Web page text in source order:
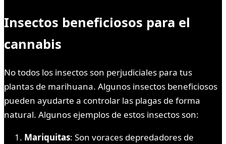
Insectos beneficiosos para el
cannabis
No todos los insectos son perjudiciales para tus
plantas de marihuana. Algunos insectos beneficiosos
pueden ayudarte a controlar las plagas de forma
natural. Algunos ejemplos de estos insectos son:
Mariquitas: Son voraces depredadores de